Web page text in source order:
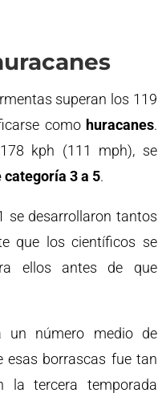
superan los 119
como huracanes.
kph (111 mph), se
categoría 3 a 5.
se desarrollaron tantos
que los científicos se
ellos antes de que
un número medio de
esas borrascas fue tan
la tercera temporada